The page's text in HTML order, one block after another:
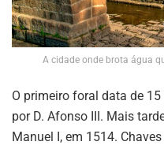
A cidade onde brota água
O primeiro foral data de
por D. Afonso III. Mais
Manuel I, em 1514.